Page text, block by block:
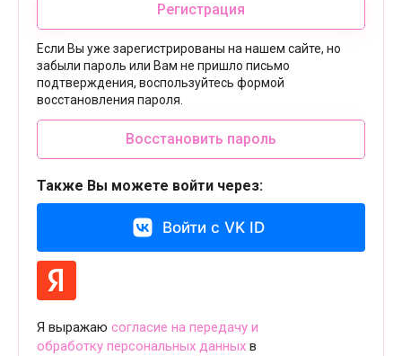
Регистрация
Если Вы уже зарегистрированы на нашем сайте, но
забыли пароль или Вам не пришло письмо
подтверждения, воспользуйтесь формой
восстановления пароля.
Восстановить пароль
Также Вы можете войти через:
Войти с VK ID
Я выражаю согласие на передачу и
обработку персональных данных в